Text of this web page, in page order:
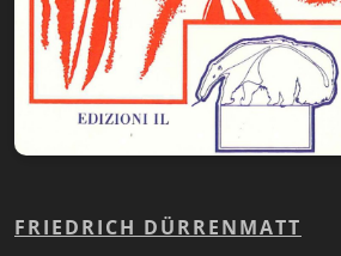
FRIEDRICH DÜRRENMATT
Facsimili
Immagini & Arte
Incontro con
Istituzioni - Società - Cittadini